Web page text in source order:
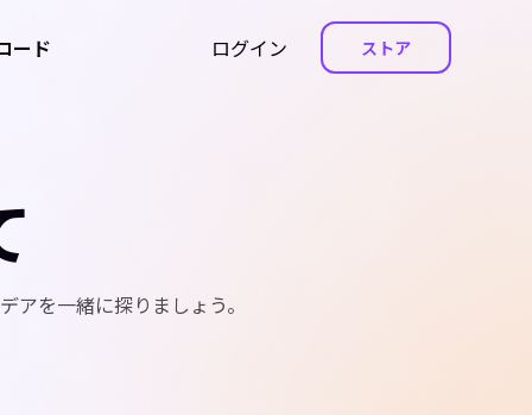
ログイン ストア
ード
を一緒に探りましょう。